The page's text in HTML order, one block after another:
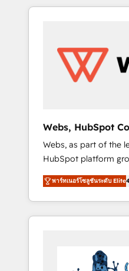
to global brands
HubSpot challenges
HubSpot for the first
optimising your
results 🌐 Website
using HubSpot Why us? - SIX HubSpot
Accreditations -
rigorous process for
Architecture, Onboarding , Data Migration,
Custom Integration &
Onboarded over 500
-Top 1% of partners
HubSpot.
Webs, HubSpot
Webs, as part of the
HubSpot platform group
trusted Elite HubSpot
you a roadmap on
achieving
targeted processes,
Implementation
พาร์ทเนอร์โซลูชันระดับ Elite